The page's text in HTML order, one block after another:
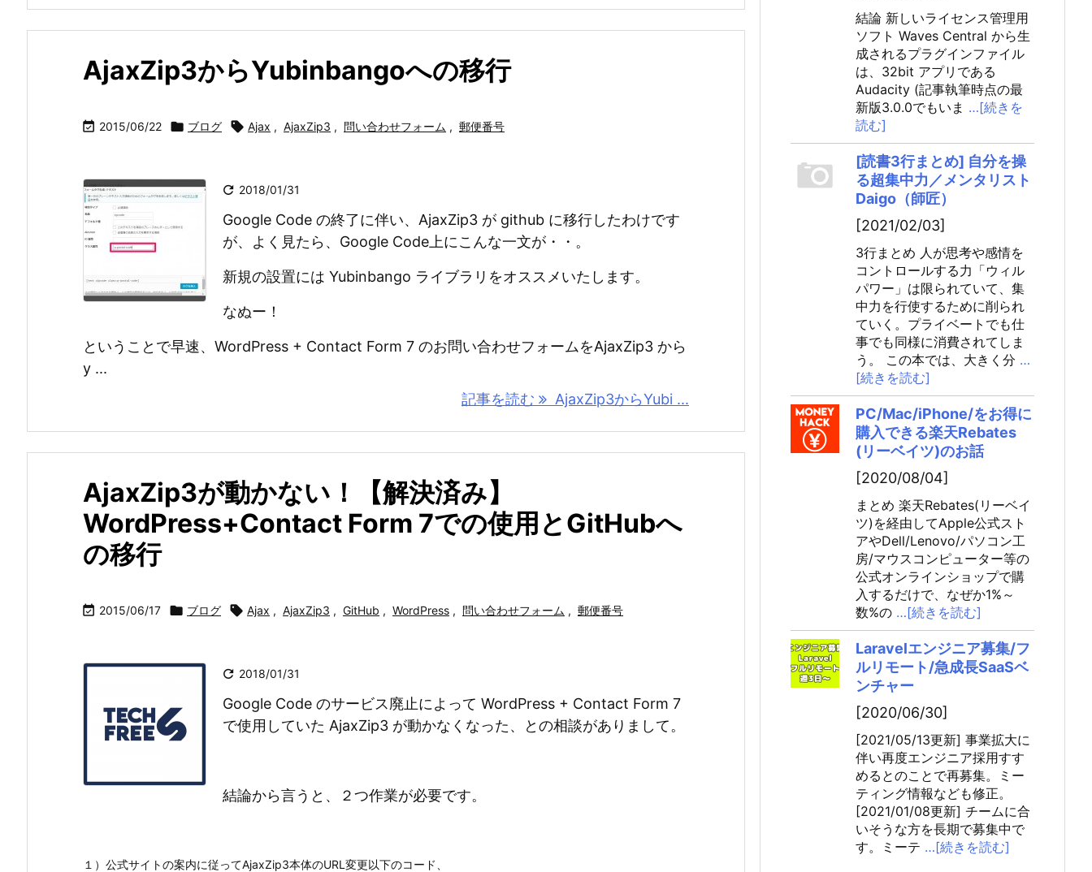
AjaxZip3からYubinbangoへの移行
 2015/06/22  ブログ  Ajax , AjaxZip3 , 問い合わせフォーム , 郵便番号
 2018/01/31
Google Code の終了に伴い、AjaxZip3 が github に移行したわけです
が、よく見たら、Google Code上にこんな一文が・・。
新規の設置には Yubinbango ライブラリをオススメいたします。
なぬー！
ということで早速、WordPress + Contact Form 7 のお問い合わせフォームをAjaxZip3 から
y ...
記事を読む
AjaxZip3からYubi ...
AjaxZip3が動かない！【解決済み】
WordPress+Contact Form 7での使用とGitHubへ
の移行
 2015/06/17  ブログ  Ajax , AjaxZip3 , GitHub , WordPress , 問い合わせフォーム , 郵便番号
 2018/01/31
Google Code のサービス廃止によって WordPress + Contact Form 7
で使用していた AjaxZip3 が動かなくなった、との相談がありまして。
結論から言うと、２つ作業が必要です。
１）公式サイトの案内に従ってAjaxZip3本体のURL変更以下のコード、
結論 新しいライセンス管理用
ソフト Waves Central から生
成されるプラグインファイル
は、32bit アプリである
Audacity (記事執筆時点の最
新版3.0.0でもいま …[続きを
読む]
[読書3行まとめ] 自分を操
る超集中力／メンタリスト
Daigo（師匠）
[2021/02/03]
3行まとめ 人が思考や感情を
コントロールする力「ウィル
パワー」は限られていて、集
中力を行使するために削られ
ていく。プライベートでも仕
事でも同様に消費されてしま
う。 この本では、大きく分 …
[続きを読む]
PC/Mac/iPhone/をお得に
購入できる楽天Rebates
(リーベイツ)のお話
[2020/08/04]
まとめ 楽天Rebates(リーベイ
ツ)を経由してApple公式スト
アやDell/Lenovo/パソコン工
房/マウスコンピューター等の
公式オンラインショップで購
入するだけで、なぜか1%～
数%の …[続きを読む]
Laravelエンジニア募集/フ
ルリモート/急成長SaaSベ
ンチャー
[2020/06/30]
[2021/05/13更新] 事業拡大に
伴い再度エンジニア採用すす
めるとのことで再募集。ミー
ティング情報なども修正。
[2021/01/08更新] チームに合
いそうな方を長期で募集中で
す。ミーテ …[続きを読む]